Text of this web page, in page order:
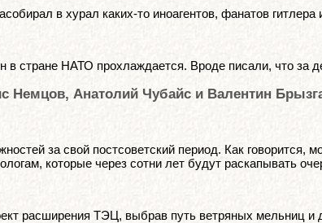
в хурал каких-то иноагентов, фанатов
в стране НАТО прохлаждается. Вроде писали, что за
Немцов, Анатолий Чубайс и Валентин
за свой постсоветский период. Как
которые через сотни лет будут раскапывать
расширения ТЭЦ, выбрав путь ветряных мельниц и